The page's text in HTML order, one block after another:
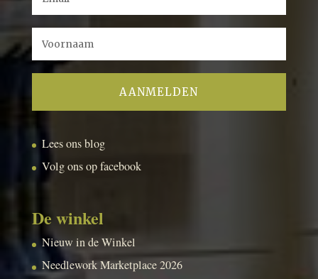
Lees ons blog
Volg ons op facebook
De winkel
Nieuw in de Winkel
Needlework Marketplace 2026